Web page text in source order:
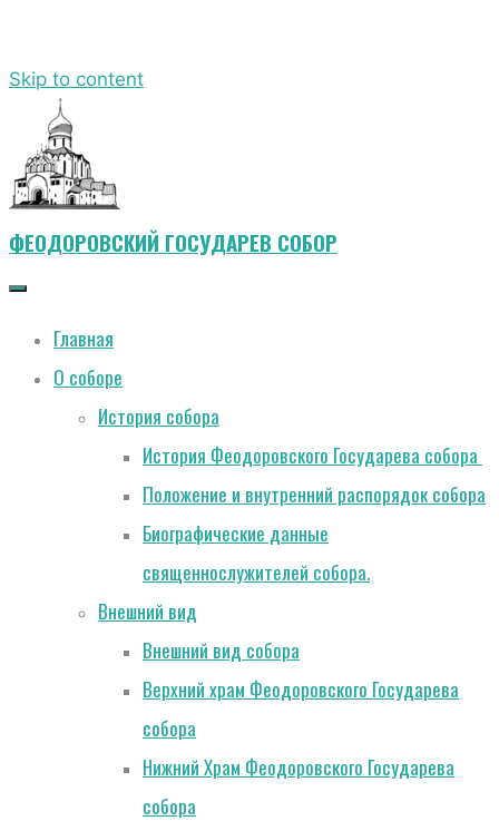
Skip to content
ФЕОДОРОВСКИЙ ГОСУДАРЕВ СОБОР
Главная
О соборе
История собора
История Феодоровского Государева собора
Положение и внутренний распорядок собора
Биографические данные
священнослужителей собора.
Внешний вид
Внешний вид собора
Верхний храм Феодоровского Государева
собора
Нижний Храм Феодоровского Государева
собора